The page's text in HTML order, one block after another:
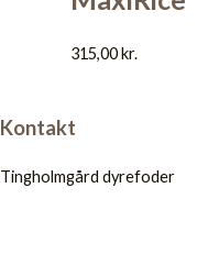
315,00kr.
Kontakt
Tingholmgård dyrefoder